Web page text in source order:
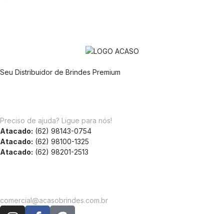
Seu Distribuidor de Brindes Premium
Preciso de ajuda? Ligue para nós!
Atacado: (62) 98143-0754
Atacado: (62) 98100-1325
Atacado: (62) 98201-2513
comercial@acasobrindes.com.br